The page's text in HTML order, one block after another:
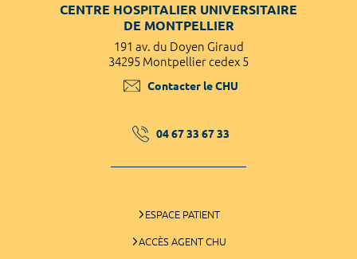
CENTRE HOSPITALIER UNIVERSITAIRE
DE MONTPELLIER
191 av. du Doyen Giraud
34295 Montpellier cedex 5
Contacter le CHU
04 67 33 67 33
ESPACE PATIENT
ACCÈS AGENT CHU